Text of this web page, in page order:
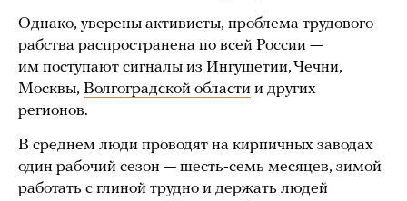
Однако, уверены активисты, проблема трудового
рабства распространена по всей России —
им поступают сигналы из Ингушетии, Чечни,
Москвы, Волгоградской области и других
регионов.
В среднем люди проводят на кирпичных заводах
один рабочий сезон — шесть-семь месяцев, зимой
работать с глиной трудно и держать людей